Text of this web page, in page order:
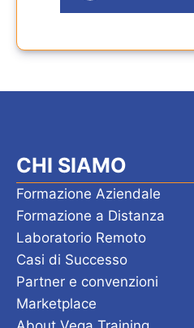
CHI SIAMO
Formazione Aziendale
Formazione a Distanza
Laboratorio Remoto
Casi di Successo
Partner e convenzioni
Marketplace